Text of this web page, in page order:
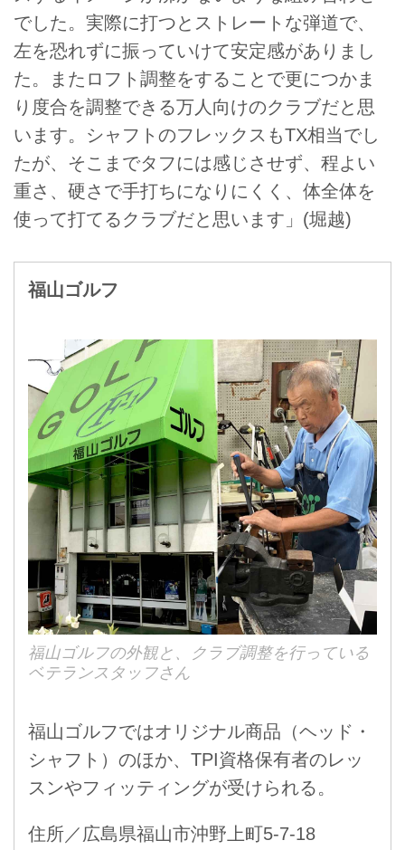
でした。実際に打つとストレートな弾道で、
左を恐れずに振っていけて安定感がありまし
た。またロフト調整をすることで更につかま
り度合を調整できる万人向けのクラブだと思
います。シャフトのフレックスもTX相当でし
たが、そこまでタフには感じさせず、程よい
重さ、硬さで手打ちになりにくく、体全体を
使って打てるクラブだと思います」(堀越)
福山ゴルフ
福山ゴルフの外観と、クラブ調整を行っている
ベテランスタッフさん
福山ゴルフではオリジナル商品（ヘッド・
シャフト）のほか、TPI資格保有者のレッ
スンやフィッティングが受けられる。
住所／広島県福山市沖野上町5-7-18